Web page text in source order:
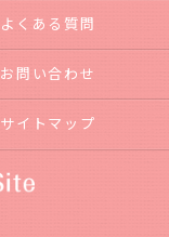
よくある質問
お問い合わせ
サイトマップ